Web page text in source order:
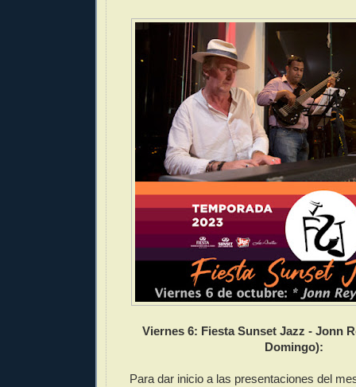
Viernes 6: Fiesta Sunset Jazz - Jonn
Domingo):
Para dar inicio a las presentaciones del